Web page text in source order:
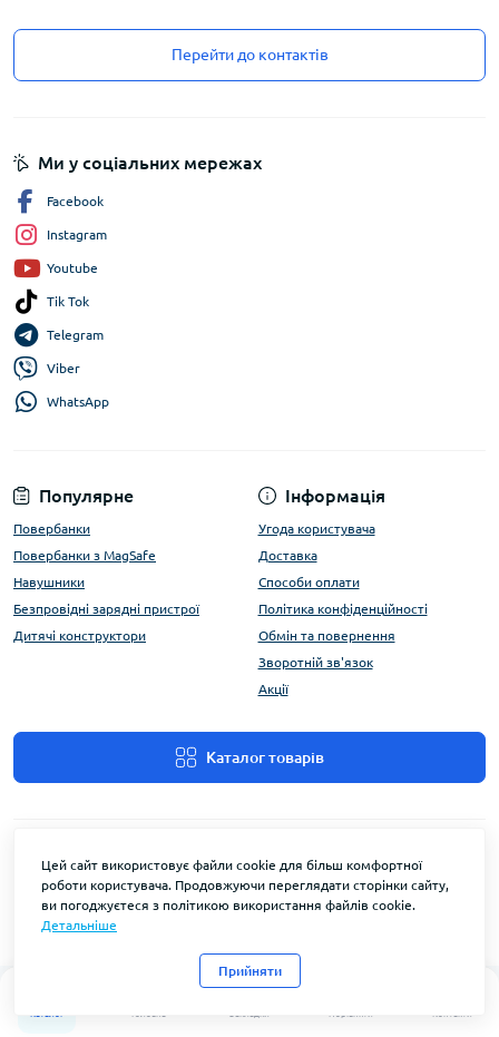
Каталог Головна Закладки
0
Порівняти Контакти
Перейти до контактів
Популярне
Повербанки
Повербанки з MagSafe
Навушники
Безпровідні зарядні пристрої
Дитячі конструктори
Інформація
Угода користувача
Доставка
Способи оплати
Політика конфіденційності
Обмін та повернення
Зворотній зв'язок
Акції
Каталог товарів
Ми у соціальних мережах
Facebook
Instagram
Youtube
Tik Tok
Telegram
Viber
WhatsApp
Цей сайт використовує файли cookie для більш комфортної
роботи користувача. Продовжуючи переглядати сторінки сайту,
ви погоджуєтеся з політикою використання файлів cookie.
Детальніше
Прийняти